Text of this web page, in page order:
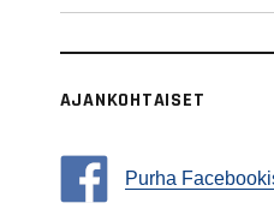
AJANKOHTAISET
Purha